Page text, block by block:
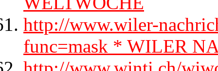
http://www.wiler-
func=mask * WILER